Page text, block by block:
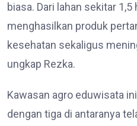
biasa. Dari lahan sekitar
menghasilkan produk
kesehatan sekaligus
ungkap Rezka.
Kawasan agro eduwisata
dengan tiga di antaranya